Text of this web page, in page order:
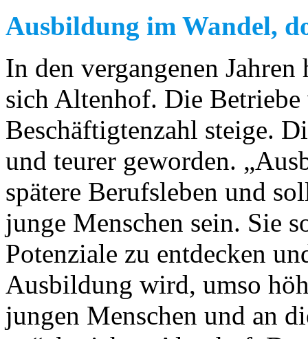
Ausbildung im Wandel,
In den vergangenen
sich Altenhof. Die
Beschäftigtenzahl steige.
und teurer geworden.
spätere Berufsleben und
junge Menschen sein. Sie
Potenziale zu entdecken
Ausbildung wird, umso
jungen Menschen und an